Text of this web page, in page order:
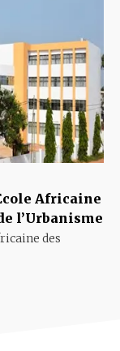
Africaine
l’Urbanisme
des